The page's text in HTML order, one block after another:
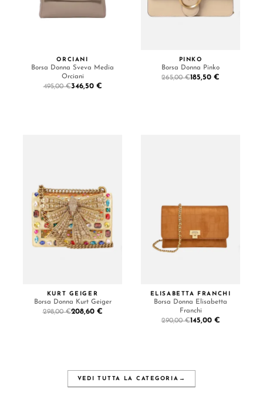
ORCIANI
Borsa Donna Sveva Media
Orciani
495,00 €346,50 €
PINKO
Borsa Donna Pinko
265,00 €185,50 €
KURT GEIGER
Borsa Donna Kurt Geiger
298,00 €208,60 €
ELISABETTA FRANCHI
Borsa Donna Elisabetta
Franchi
290,00 €145,00 €
VEDI TUTTA LA CATEGORIA →